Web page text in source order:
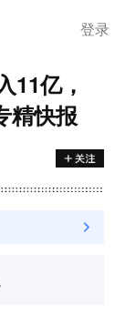
登录
11亿，
精快报